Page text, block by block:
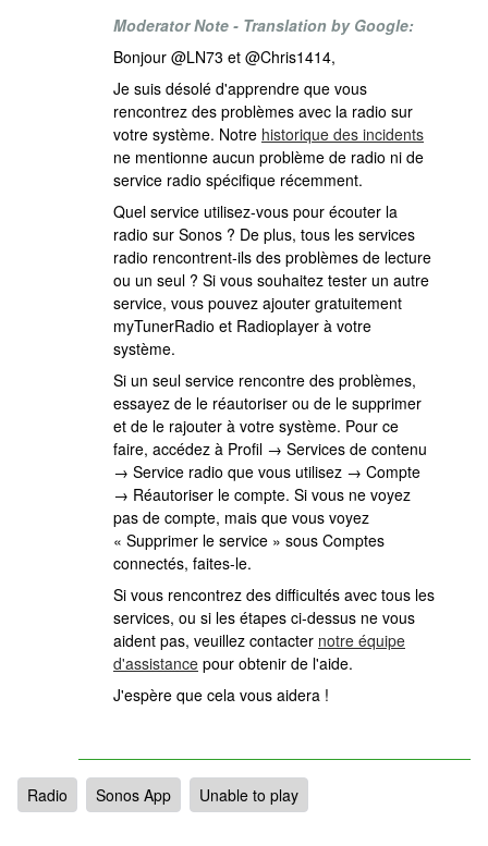
Moderator Note - Translation by Google:
Bonjour @LN73 et @Chris1414,
Je suis désolé d'apprendre que vous
rencontrez des problèmes avec la radio sur
votre système. Notre historique des incidents
ne mentionne aucun problème de radio ni de
service radio spécifique récemment.
Quel service utilisez-vous pour écouter la
radio sur Sonos ? De plus, tous les services
radio rencontrent-ils des problèmes de lecture
ou un seul ? Si vous souhaitez tester un autre
service, vous pouvez ajouter gratuitement
myTunerRadio et Radioplayer à votre
système.
Si un seul service rencontre des problèmes,
essayez de le réautoriser ou de le supprimer
et de le rajouter à votre système. Pour ce
faire, accédez à Profil → Services de contenu
→ Service radio que vous utilisez → Compte
→ Réautoriser le compte. Si vous ne voyez
pas de compte, mais que vous voyez
« Supprimer le service » sous Comptes
connectés, faites-le.
Si vous rencontrez des difficultés avec tous les
services, ou si les étapes ci-dessus ne vous
aident pas, veuillez contacter notre équipe
d'assistance pour obtenir de l'aide.
J'espère que cela vous aidera !
Radio Sonos App Unable to play